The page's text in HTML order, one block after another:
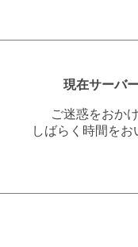
現在サーバ
ご迷惑をおか
しばらく時間を